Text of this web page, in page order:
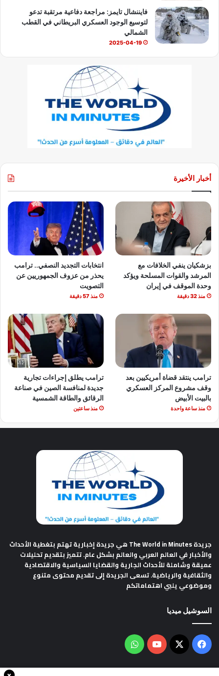
فايننشال تايمز: مراجعة دفاعية مرتقبة تدعو
لتوسيع الوجود العسكري البريطاني في القطب
الشمالي
2025-04-19
أخبار الأخيرة
بزشكيان ينفي الخلافات مع
المرشد والقوات المسلحة ويؤكد
وحدة الموقف في إيران
منذ 32 دقيقة
انتخابات التجديد النصفي.. ترامب
يحذر من عزوف الجمهوريين عن
التصويت
منذ 57 دقيقة
ترامب ينتقد قضاة أمريكيين بعد
وقف مشروع المركز العسكري
بالبيت الأبيض
منذ ساعة واحدة
ترامب يطلق إجراءات تجارية
جديدة لمنافسة الصين في صناعة
الرقائق والطاقة الشمسية
منذ ساعتين
جريدة The World in Minutes
هي جريدة إخبارية تهتم بتغطية الأحداث
والأخبار في العالم العربي والعالم بشكل عام. تتميز بتقديم تحليلات
عميقة وشاملة للأحداث الجارية والقضايا السياسية والاقتصادية
والثقافية والرياضية. تسعى الجريدة إلى تقديم محتوى متنوع
وموضوعي يلبي اهتماماتكم
السوشيل ميديا
فيسبوك
‫X
‫YouTubeواتساب